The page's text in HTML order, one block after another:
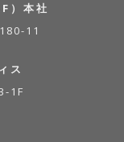
）本社
11
ス
1F